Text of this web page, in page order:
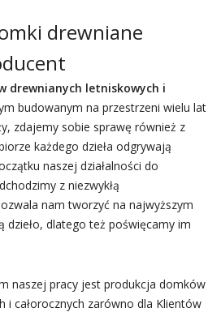
drewniane
drewnianych letniskowych i
budowanym na przestrzeni wielu lat
zdajemy sobie sprawę również z
każdego dzieła odgrywają
naszej działalności do
z niezwykłą
nam tworzyć na najwyższym
dzieło, dlatego też poświęcamy im
naszej pracy jest produkcja domków
i całorocznych zarówno dla Klientów